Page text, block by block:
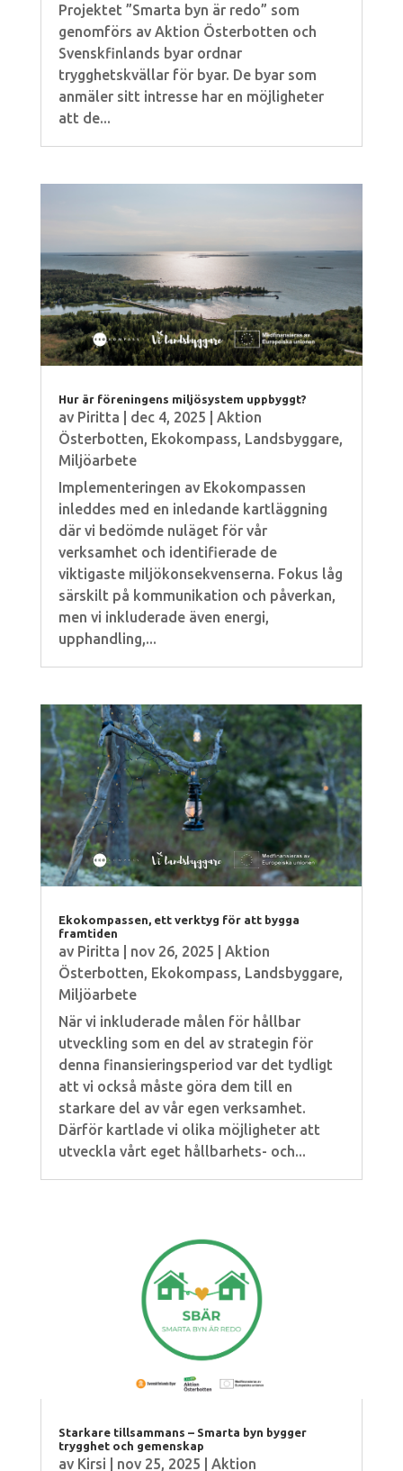
Projektet ”Smarta byn är redo” som
genomförs av Aktion Österbotten och
Svenskfinlands byar ordnar
trygghetskvällar för byar. De byar som
anmäler sitt intresse har en möjligheter
att de...
Hur är föreningens miljösystem uppbyggt?
av Piritta dec 4, 2025
Aktion
Österbotten, Ekokompass, Landsbyggare,
Miljöarbete
Implementeringen av Ekokompassen
inleddes med en inledande kartläggning
där vi bedömde nuläget för vår
verksamhet och identifierade de
viktigaste miljökonsekvenserna. Fokus låg
särskilt på kommunikation och påverkan,
men vi inkluderade även energi,
upphandling,...
Ekokompassen, ett verktyg för att bygga
framtiden
av Piritta nov 26, 2025
Aktion
Österbotten, Ekokompass, Landsbyggare,
Miljöarbete
När vi inkluderade målen för hållbar
utveckling som en del av strategin för
denna finansieringsperiod var det tydligt
att vi också måste göra dem till en
starkare del av vår egen verksamhet.
Därför kartlade vi olika möjligheter att
utveckla vårt eget hållbarhets- och...
Starkare tillsammans – Smarta byn bygger
trygghet och gemenskap
av Kirsi nov 25, 2025
Aktion